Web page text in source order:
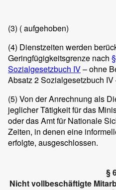
(3) ( aufgehoben)
(4) Dienstzeiten werden
Geringfügigkeitsgrenze nach
Sozialgesetzbuch IV– ohne
Absatz 2 Sozialgesetzbuch
(5) Von der Anrechnung als
jeglicher Tätigkeit für das
oder das Amt für Nationale
Zeiten, in denen eine
erfolgte, ausgeschlossen.
§
Nicht vollbeschäftigte